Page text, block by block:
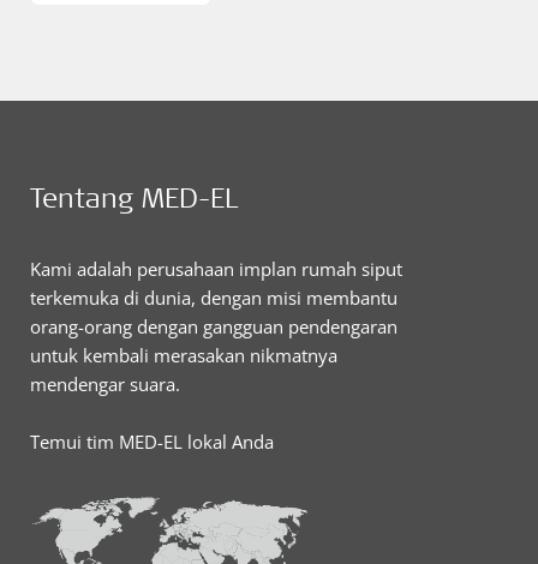
Tentang MED-EL
Kami adalah perusahaan implan rumah siput
terkemuka di dunia, dengan misi membantu
orang-orang dengan gangguan pendengaran
untuk kembali merasakan nikmatnya
mendengar suara.
Temui tim MED-EL lokal Anda